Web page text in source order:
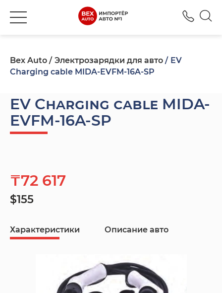
Bex Auto Электрозарядки для авто
EV
Charging cable MIDA-EVFM-16A-SP
EV Charging cable MIDA-
EVFM-16A-SP
₸72 617
$155
Характеристики Описание авто